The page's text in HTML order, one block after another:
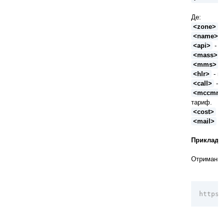
Де:
<zone>
<name>
<api> -
<mass>
<mms>
<hlr> -
<call> -
тариф.
<cost>
<mail>